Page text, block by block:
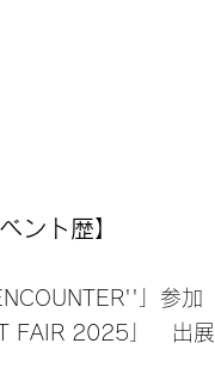
ント歴】
」参加
FAIR 2025」 出展